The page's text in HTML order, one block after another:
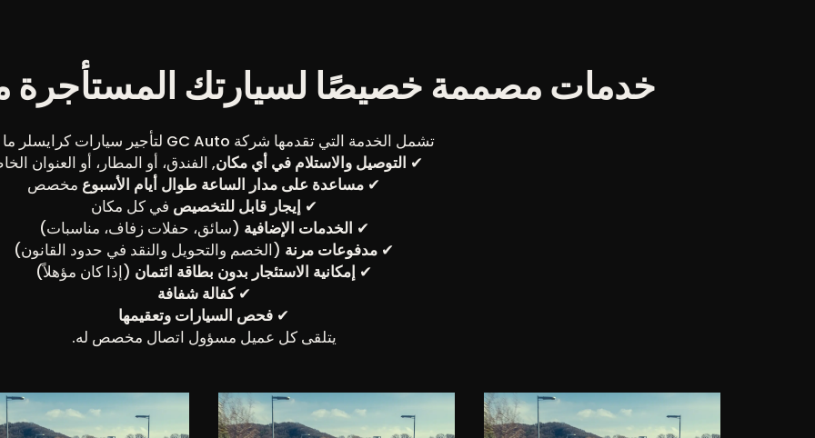
خدمات مصممة خصيصًا لسيارتك المستأجرة
تشمل الخدمة التي تقدمها شركة GC Auto لتأجير سيارات كرايسلر ما يلي:
✔ التوصيل والاستلام في أي مكان, الفندق، أو المطار، أو العنوان
✔ مساعدة على مدار الساعة طوال أيام الأسبوع مخصص
✔إيجار قابل للتخصيص في كل مكان
✔ الخدمات الإضافية (سائق، حفلات زفاف، مناسبات)
✔ مدفوعات مرنة (الخصم والتحويل والنقد في حدود القانون)
✔ إمكانية الاستئجار بدون بطاقة ائتمان (إذا كان مؤهلاً)
✔كفالة شفافة
✔ فحص السيارات وتعقيمها
يتلقى كل عميل مسؤول اتصال مخصص له.